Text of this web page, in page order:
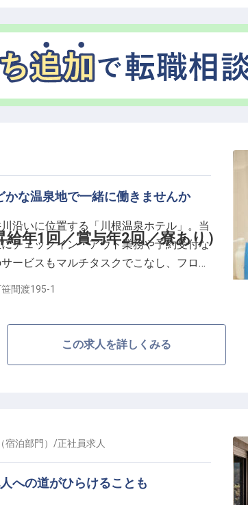
とができます。レストランでは大井川を
ひとときを堪能できます。
年1回／賞与年2回／寮あり）
な温泉地で一緒に働きませんか
沿いに位置する「川根温泉ホテル」。当
チェックイン・アウト業務や予約受付な
ービスもマルチタスクでこなし、フロン
くさまざまな業務に関わっていきます。
をスタートできる環境があります。
間渡195-1
この求人を詳しくみる
泊部門） /正社員求人
への道がひらけることも